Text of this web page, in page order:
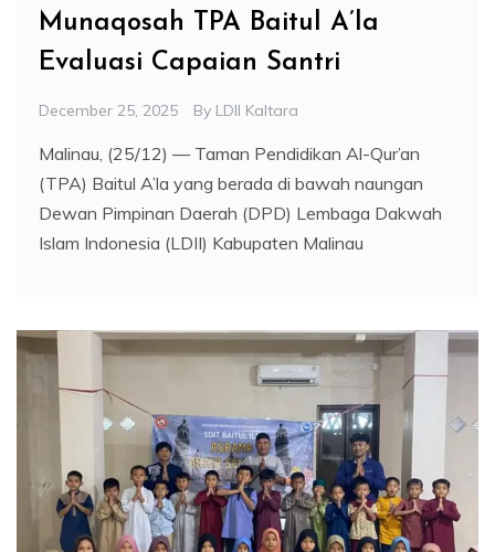
Munaqosah TPA Baitul A’la
Evaluasi Capaian Santri
December 25, 2025 By LDII Kaltara
Malinau, (25/12) — Taman Pendidikan Al-Qur’an
(TPA) Baitul A’la yang berada di bawah naungan
Dewan Pimpinan Daerah (DPD) Lembaga Dakwah
Islam Indonesia (LDII) Kabupaten Malinau